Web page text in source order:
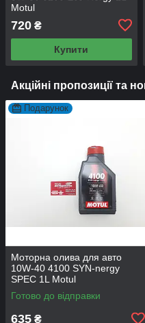
Motul
720 ₴
Купити
Акційні пропозиції та
Подарунок
Моторна олива для авто
10W-40 4100 SYN-nergy
SPEC 1L Motul
Готово до відправки
635 ₴